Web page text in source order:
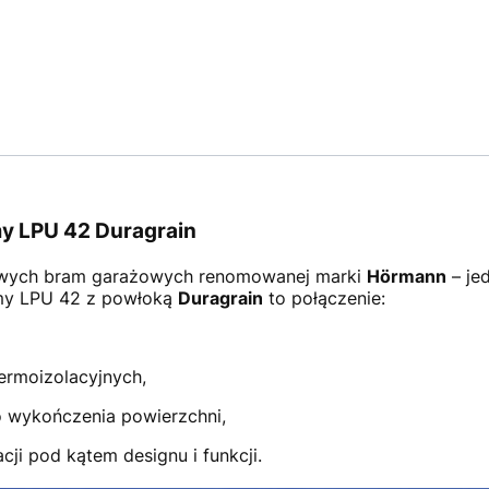
LPU 42 Duragrain
bram garażowych renomowanej marki Hörmann –
LPU 42 z powłoką Duragrain to połączenie:
powierzchni,
pod kątem designu i funkcji.